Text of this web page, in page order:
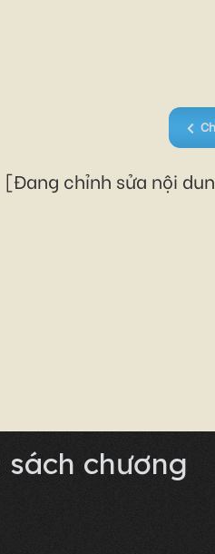
[Đang chỉnh sửa nội
sách chương